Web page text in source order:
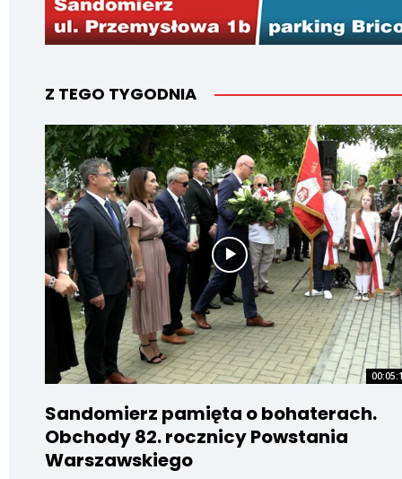
Z TEGO TYGODNIA
Sandomierz pamięta o bohaterach.
Obchody 82. rocznicy Powstania
Warszawskiego